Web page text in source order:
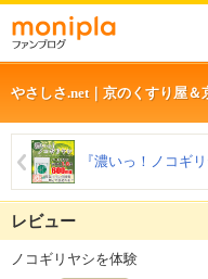
やさしさ.net｜京のくすり屋
『濃いっ！ノコギ
レビュー
ノコギリヤシを体験